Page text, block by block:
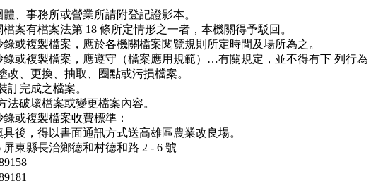
體、事務所或營業所請附登記證影本。
案有檔案法第 18 條所定情形之一者，本機關得予駁回。
或複製檔案，應於各機關檔案閱覽規則所定時間及場所為之。
錄或複製檔案，應遵守（檔案應用規範）…有關規定，並不得有下 列行為
改、更換、抽取、圈點或污損檔案。
訂完成之檔案。
法破壞檔案或變更檔案內容。
或複製檔案收費標準：
後，得以書面通訊方式送高雄區農業改良場。
屏東縣長治鄉德和村德和路 2 - 6 號